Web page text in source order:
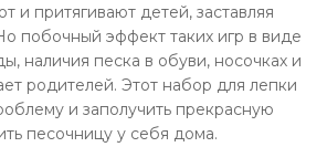
и притягивают детей, заставляя
побочный эффект таких игр в виде
наличия песка в обуви, носочках и
родителей. Этот набор для лепки
и заполучить прекрасную
песочницу у себя дома.